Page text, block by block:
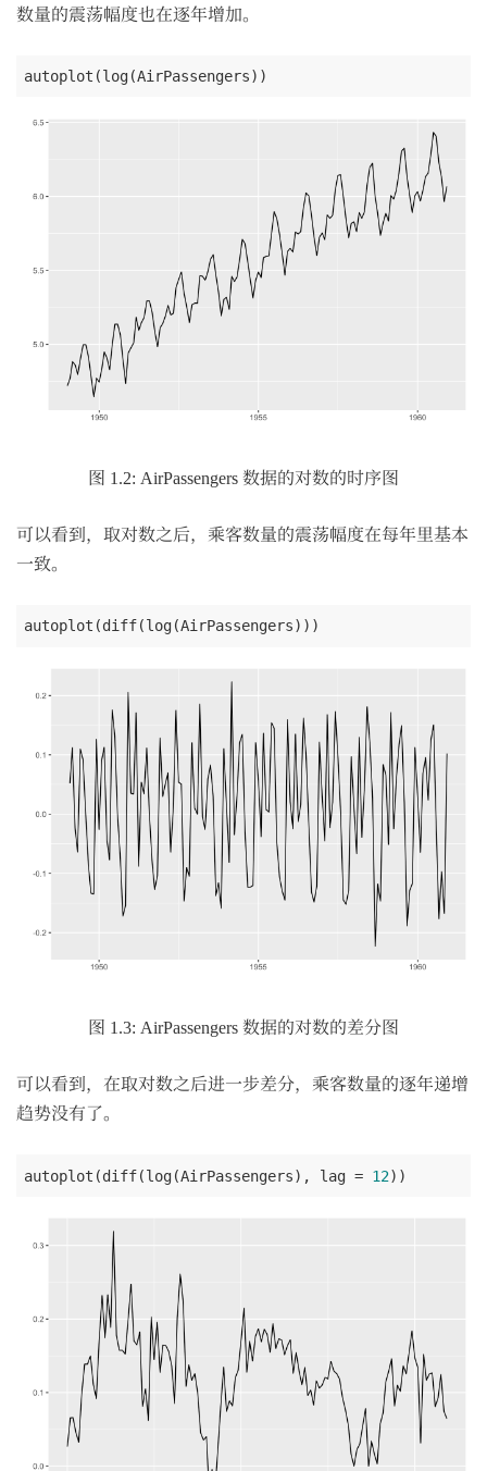
数量的震荡幅度也在逐年增加。
autoplot(log(AirPassengers))
图 1.2: AirPassengers 数据的对数的时序图
可以看到，取对数之后，乘客数量的震荡幅度在每年里基本
一致。
autoplot(diff(log(AirPassengers)))
图 1.3: AirPassengers 数据的对数的差分图
可以看到，在取对数之后进一步差分，乘客数量的逐年递增
趋势没有了。
autoplot(diff(log(AirPassengers), lag = 12))